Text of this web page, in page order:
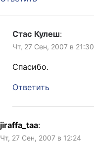
Стас Кулеш:
Чт, 27 Сен, 2007 в 21:30
Спасибо.
Ответить
jiraffa_taa:
Чт, 27 Сен, 2007 в 12:24